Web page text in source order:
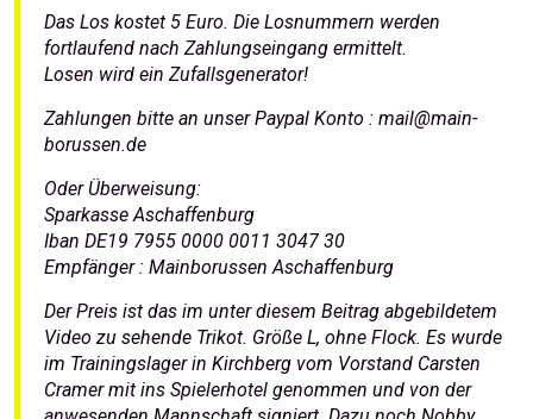
Das Los kostet 5 Euro. Die Losnummern werden
fortlaufend nach Zahlungseingang ermittelt.
Losen wird ein Zufallsgenerator!
Zahlungen bitte an unser Paypal Konto : mail@main-
borussen.de
Oder Überweisung:
Sparkasse Aschaffenburg
Iban DE19 7955 0000 0011 3047 30
Empfänger : Mainborussen Aschaffenburg
Der Preis ist das im unter diesem Beitrag abgebildetem
Video zu sehende Trikot. Größe L, ohne Flock. Es wurde
im Trainingslager in Kirchberg vom Vorstand Carsten
Cramer mit ins Spielerhotel genommen und von der